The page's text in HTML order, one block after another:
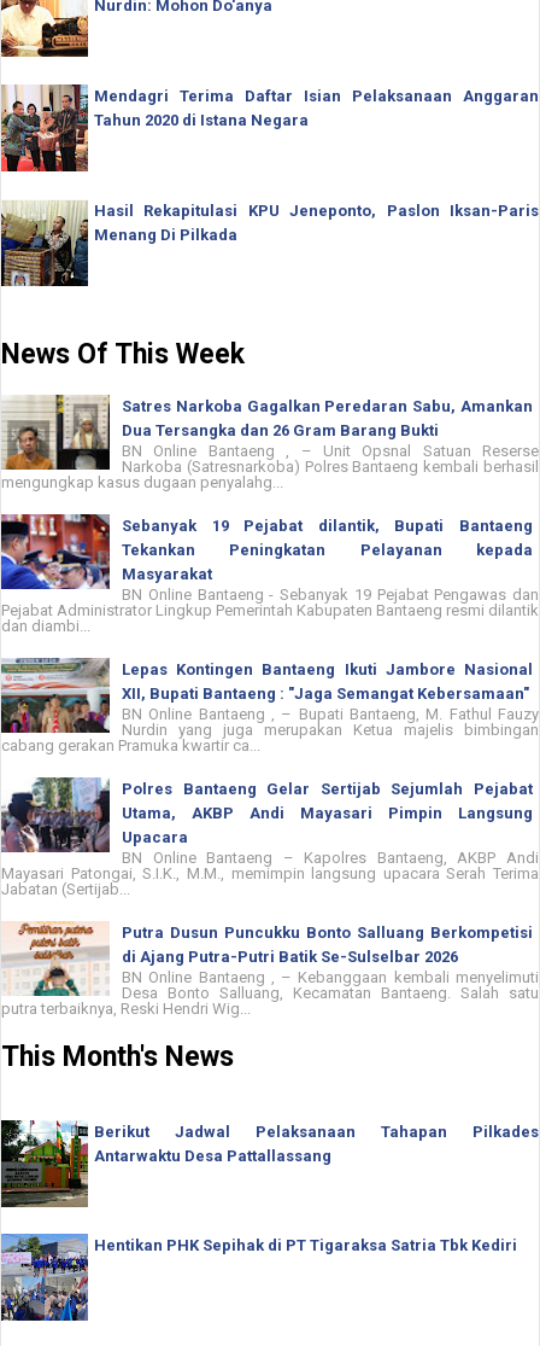
Nurdin: Mohon Do'anya
Mendagri Terima Daftar Isian Pelaksanaan Anggaran
Tahun 2020 di Istana Negara
Hasil Rekapitulasi KPU Jeneponto, Paslon Iksan-Paris
Menang Di Pilkada
News Of This Week
Satres Narkoba Gagalkan Peredaran Sabu, Amankan
Dua Tersangka dan 26 Gram Barang Bukti
BN Online Bantaeng , – Unit Opsnal Satuan Reserse
Narkoba (Satresnarkoba) Polres Bantaeng kembali berhasil
mengungkap kasus dugaan penyalahg...
Sebanyak 19 Pejabat dilantik, Bupati Bantaeng
Tekankan Peningkatan Pelayanan kepada
Masyarakat
BN Online Bantaeng - Sebanyak 19 Pejabat Pengawas dan
Pejabat Administrator Lingkup Pemerintah Kabupaten Bantaeng resmi dilantik
dan diambi...
Lepas Kontingen Bantaeng Ikuti Jambore Nasional
XII, Bupati Bantaeng : "Jaga Semangat Kebersamaan"
BN Online Bantaeng , – Bupati Bantaeng, M. Fathul Fauzy
Nurdin yang juga merupakan Ketua majelis bimbingan
cabang gerakan Pramuka kwartir ca...
Polres Bantaeng Gelar Sertijab Sejumlah Pejabat
Utama, AKBP Andi Mayasari Pimpin Langsung
Upacara
BN Online Bantaeng – Kapolres Bantaeng, AKBP Andi
Mayasari Patongai, S.I.K., M.M., memimpin langsung upacara Serah Terima
Jabatan (Sertijab...
Putra Dusun Puncukku Bonto Salluang Berkompetisi
di Ajang Putra-Putri Batik Se-Sulselbar 2026
BN Online Bantaeng , – Kebanggaan kembali menyelimuti
Desa Bonto Salluang, Kecamatan Bantaeng. Salah satu
putra terbaiknya, Reski Hendri Wig...
This Month's News
Berikut Jadwal Pelaksanaan Tahapan Pilkades
Antarwaktu Desa Pattallassang
Hentikan PHK Sepihak di PT Tigaraksa Satria Tbk Kediri